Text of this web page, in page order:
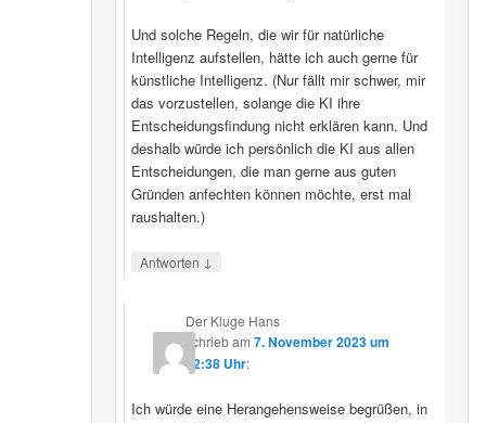
Und solche Regeln, die wir für natürliche
Intelligenz aufstellen, hätte ich auch gerne für
künstliche Intelligenz. (Nur fällt mir schwer, mir
das vorzustellen, solange die KI ihre
Entscheidungsfindung nicht erklären kann. Und
deshalb würde ich persönlich die KI aus allen
Entscheidungen, die man gerne aus guten
Gründen anfechten können möchte, erst mal
raushalten.)
Antworten ↓
Der Kluge Hans
schriebam7. November 2023 um
22:38 Uhr:
Ich würde eine Herangehensweise begrüßen, in